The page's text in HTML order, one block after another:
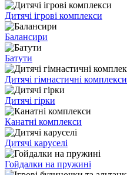
Дитячі ігрові комплекси
Балансири
Батути
Дитячі гімнастичні комплекси
Дитячі гірки
Канатні комплекси
Дитячі каруселі
Гойдалки на пружині